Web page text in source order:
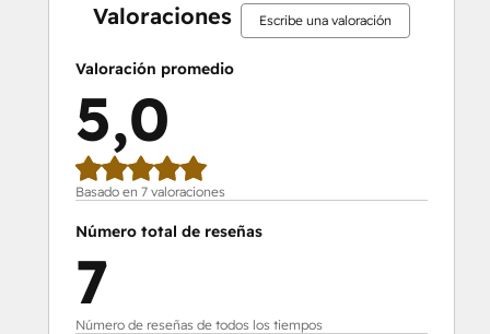
Valoraciones Escribe una valoración
Valoración promedio
5,0
Basado en 7 valoraciones
Número total de reseñas
7
Número de reseñas de todos los tiempos